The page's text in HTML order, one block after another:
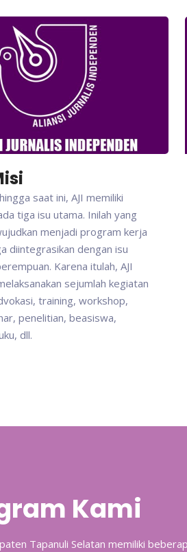
saat ini, AJI memiliki
tiga isu utama. Inilah yang
menjadi program kerja
diintegrasikan dengan isu
Karena itulah, AJI
sejumlah kegiatan
training, workshop,
penelitian, beasiswa,
dll.
Kami
Tapanuli Selatan memiliki